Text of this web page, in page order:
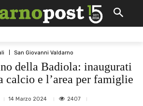
San Giovanni Valdarno
della Badiola: inaugurati
calcio e l’area per famiglie
14 Marzo 2024 2407